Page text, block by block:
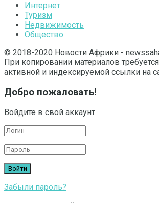
Интернет
Туризм
Недвижимость
Общество
© 2018-2020 Новости Африки -
При копировании материалов
активной и индексируемой ссылки на
Добро пожаловать!
Войдите в свой аккаунт
Забыли пароль?